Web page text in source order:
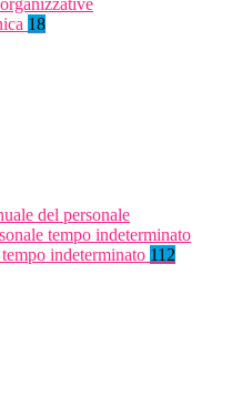
18
del personale
tempo indeterminato
indeterminato 112